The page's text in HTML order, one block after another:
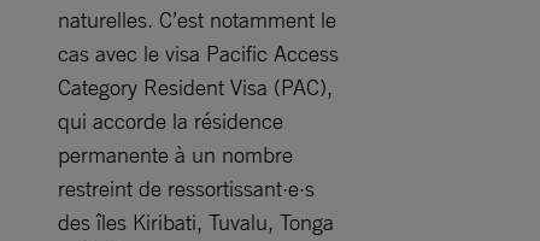
naturelles. C’est notamment le
cas avec le visa Pacific Access
Category Resident Visa (PAC),
qui accorde la résidence
permanente à un nombre
restreint de ressortissant·e·s
des îles Kiribati, Tuvalu, Tonga